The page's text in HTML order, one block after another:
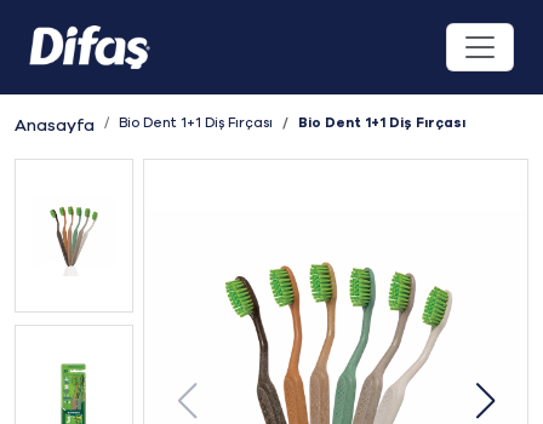
Anasayfa Bio Dent 1+1 Diş Fırçası Bio Dent 1+1 Diş Fırçası